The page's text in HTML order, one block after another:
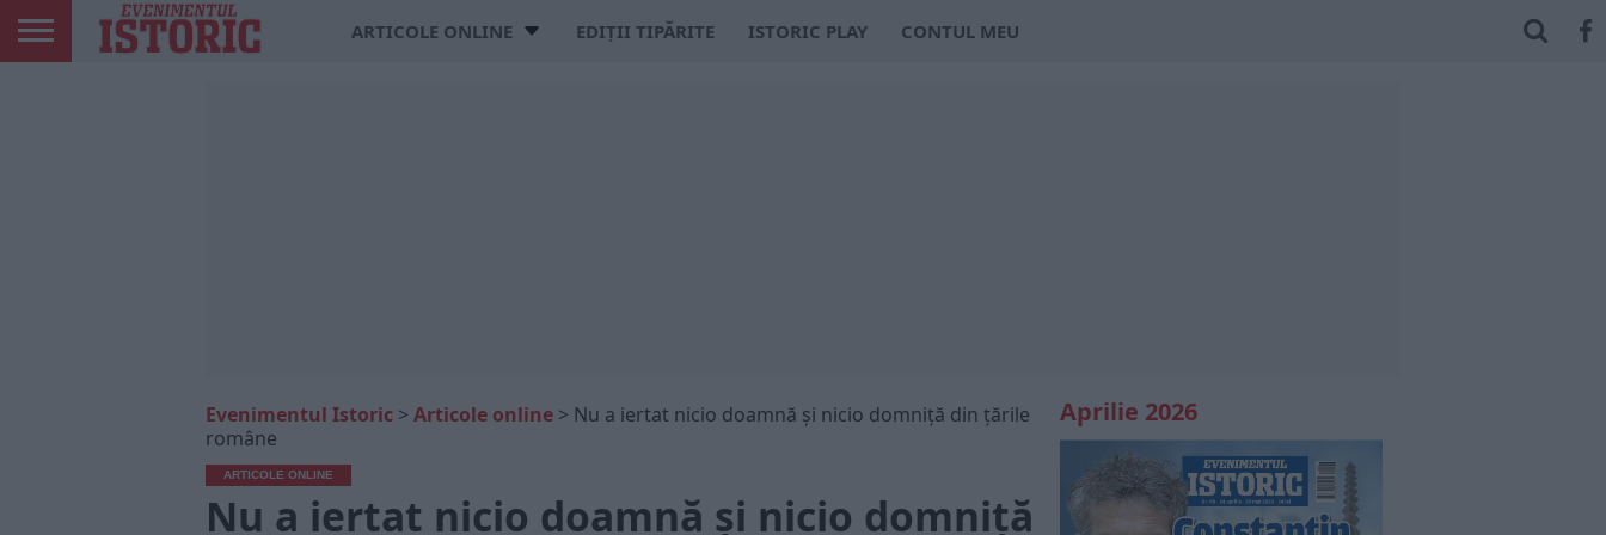
ARTICOLE ONLINE EDIȚII TIPĂRITE ISTORIC PLAY CONTUL MEU
Evenimentul Istoric > Articole online > Nu a iertat nicio doamnă și nicio domniță din țările
române
ARTICOLE ONLINE
Nu a iertat nicio doamnă și nicio domniță
Aprilie 2026